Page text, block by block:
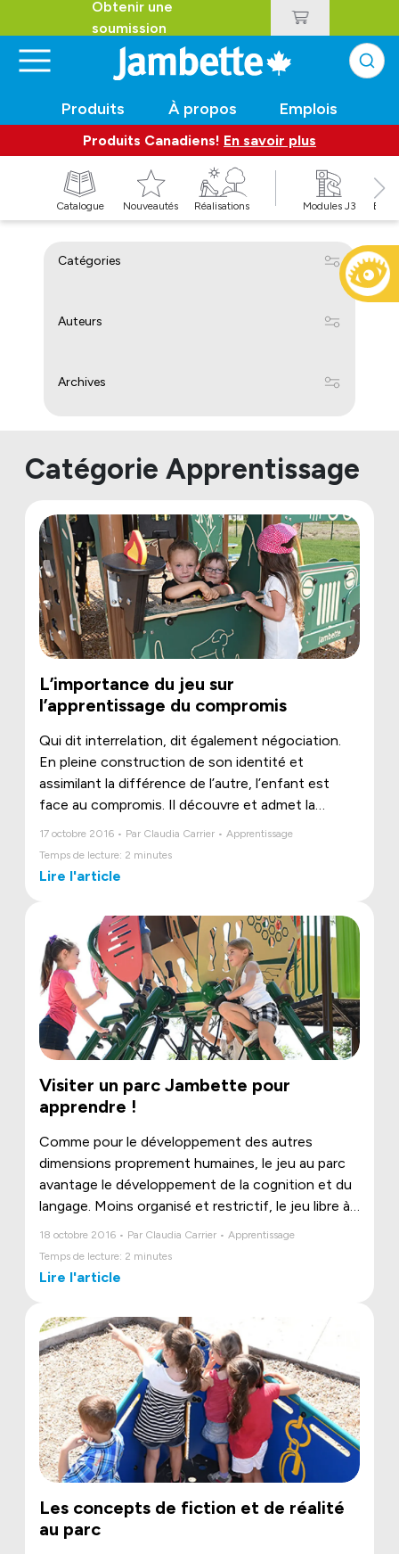
Obtenir une
soumission
Produits À propos Emplois
Produits Canadiens! En savoir plus
Catalogue Nouveautés Réalisations Modules J3
Catégories
Auteurs
Archives
Catégorie Apprentissage
L’importance du jeu sur
l’apprentissage du compromis
Qui dit interrelation, dit également négociation.
En pleine construction de son identité et
assimilant la différence de l’autre, l’enfant est
face au compromis. Il découvre et admet la
C’est entre autres de cette façon qu’il cherche le
17 octobre 2016 • Par Claudia Carrier • Apprentissage
Temps de lecture: 2 minutes
Lire l'article
Visiter un parc Jambette pour
apprendre !
Comme pour le développement des autres
dimensions proprement humaines, le jeu au parc
avantage le développement de la cognition et du
langage. Moins organisé et restrictif, le jeu libre à
l’environnement nature donnent à l’enfant la
manières variées et la combinaison de ses acquis.
18 octobre 2016 • Par Claudia Carrier • Apprentissage
Temps de lecture: 2 minutes
Lire l'article
Les concepts de fiction et de réalité
au parc